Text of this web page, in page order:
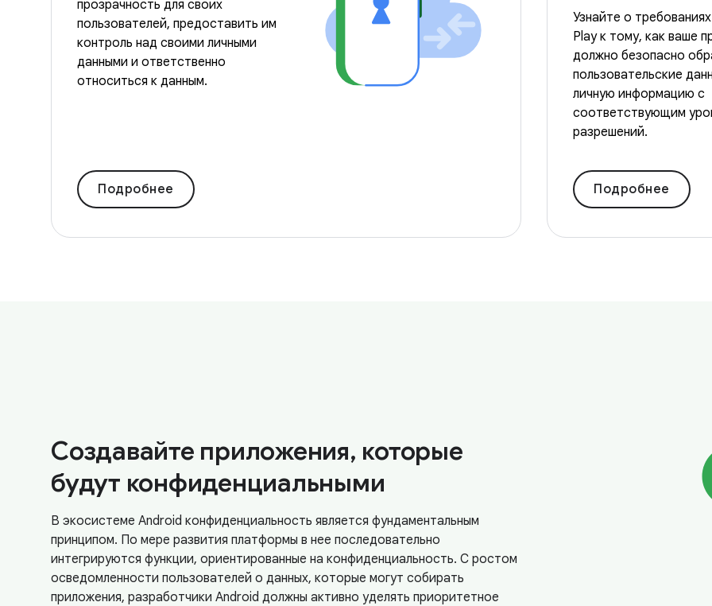
прозрачность для своих
пользователей, предоставить им
контроль над своими личными
данными и ответственно
относиться к данным.
Подробнее
Узнайте о
Play к тому, как ваше
должно безопасно
пользовательские
личную информацию с
соответствующим
разрешений.
Подробнее
Создавайте приложения, которые
будут конфиденциальными
В экосистеме Android конфиденциальность является фундаментальным
принципом. По мере развития платформы в нее последовательно
интегрируются функции, ориентированные на конфиденциальность. С ростом
осведомленности пользователей о данных, которые могут собирать
приложения, разработчики Android должны активно уделять приоритетное